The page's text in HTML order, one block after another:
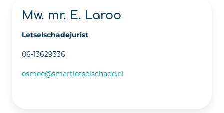
Mw. mr. E. Laroo
Letselschadejurist
06-13629336
esmee@smartletselschade.nl